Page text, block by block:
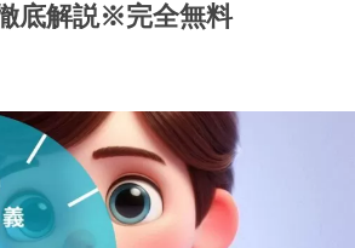
底解説※完全無料